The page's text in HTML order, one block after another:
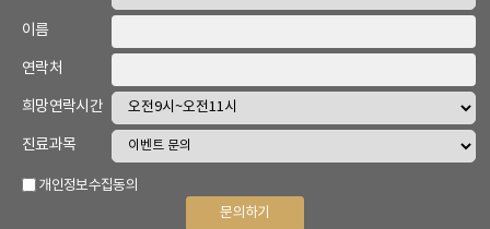
MDCHJ2016@NAVER.COM
TEL.051-558-7275 | FAX. 051-558-7276
COPYRIGHT Ⓒ 2008-2022. 미담한의원. ALL RIGHTS RESERVED.
이름
연락처
희망연락시간
진료과목
개인정보수집동의
문의하기